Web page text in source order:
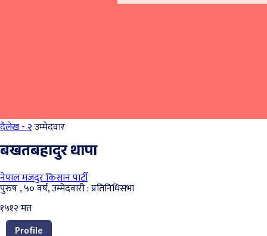
दैलेख - २उम्मेदवार
बखतबहादुर थापा
नेपाल मजदुर किसान पार्टी
पुरुष , ५० वर्ष, उम्मेदवारी : प्रतिनिधिसभा
१५१२मत
Profile